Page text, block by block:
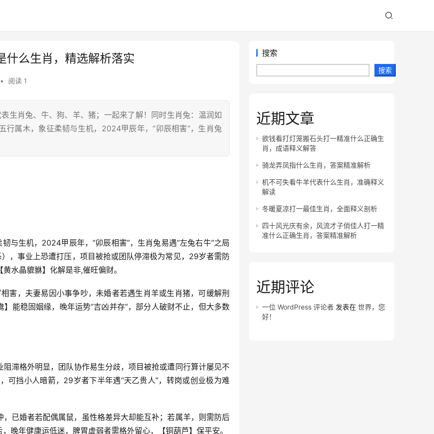
什么生肖，精选解析落实
• 阅读 1
生肖兔、牛、狗、羊、猪；一起来了解！同时生肖兔：温润如
行属木，象征柔韧与生机，2024甲辰年，“卯辰相害”，生肖兔
与生机，2024甲辰年，“卯辰相害”，生肖兔易遇“左兔右牛”之局
，事业上恐遭打压，项目被抢或团队停滞极为常见，29岁者需防
水晶貔貅】化解是非,催旺偏财。
害，夫妻易因小事争吵，未婚者若遇生肖羊或生肖猪，可缓解刑
能稳固姻缘，晚年运势“吉凶并存”，部分人破财不止，但大多数
滞格外明显，团队协作易生分歧，项目被抢或遭同行算计屡见不
可挡小人暗箭，29岁者下半年遇“天乙贵人”，转岗或创业极为难
已婚者若配偶属鼠，虽性格差异大却能互补；若属羊，则需防后
晚年健康运低迷，脾胃虚弱者需格外留心，【铜葫芦】保平安。
搜索
搜索
近期文章
欲钱看打灯笼搬石头打一精准什么正确生
肖，成语释义解答
骑龙弄凤指什么生肖，答案精准解析
机不可失看牛羊代表什么生肖，准确释义
解读
冬暖夏凉打一最佳生肖，全面释义剖析
四十风光庆有余，风流才子俏佳人打一精
准什么正确生肖，答案精准解析
近期评论
一位 WordPress 评论者 发表在 世界，您
好！